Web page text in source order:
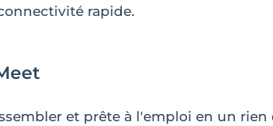
rapide.
et prête à l'emploi en un rien